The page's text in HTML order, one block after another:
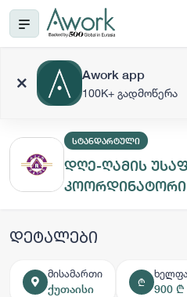
Awork app
100K+ გადმოწერა
ᲡᲢᲐᲜᲓᲐᲠᲢᲣᲚᲘ
დღე-ღამის
კოორდინატორი
დეტალები
მისამართი
ქუთაისი
₾
900 ₾